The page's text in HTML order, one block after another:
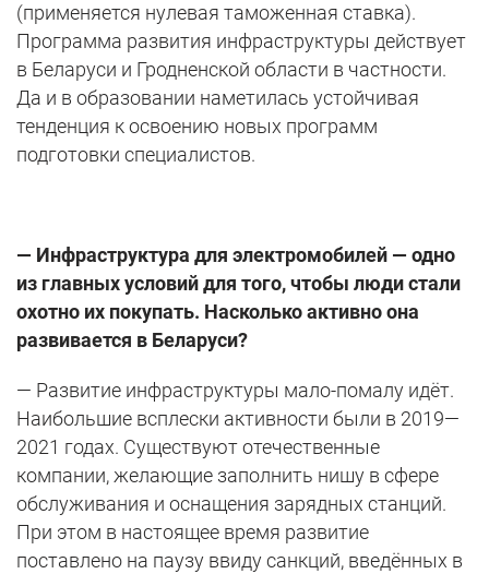
(применяется нулевая таможенная ставка).
Программа развития инфраструктуры действует
в Беларуси и Гродненской области в частности.
Да и в образовании наметилась устойчивая
тенденция к освоению новых программ
подготовки специалистов.
— Инфраструктура для электромобилей — одно
из главных условий для того, чтобы люди стали
охотно их покупать. Насколько активно она
развивается в Беларуси?
— Развитие инфраструктуры мало-помалу идёт.
Наибольшие всплески активности были в 2019—
2021 годах. Существуют отечественные
компании, желающие заполнить нишу в сфере
обслуживания и оснащения зарядных станций.
При этом в настоящее время развитие
поставлено на паузу ввиду санкций, введённых в